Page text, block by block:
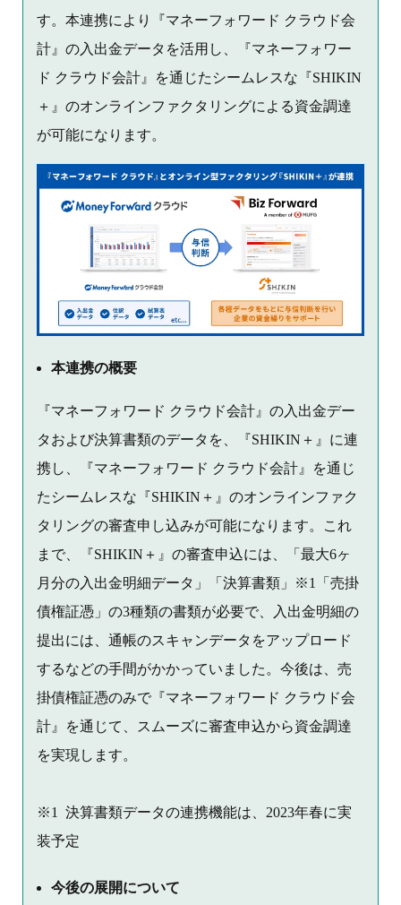
す。本連携により『マネーフォワード クラウド会
計』の入出金データを活用し、『マネーフォワー
ド クラウド会計』を通じたシームレスな『SHIKIN
＋』のオンラインファクタリングによる資金調達
が可能になります。
本連携の概要
『マネーフォワード クラウド会計』の入出金デー
タおよび決算書類のデータを、『SHIKIN＋』に連
携し、『マネーフォワード クラウド会計』を通じ
たシームレスな『SHIKIN＋』のオンラインファク
タリングの審査申し込みが可能になります。これ
まで、『SHIKIN＋』の審査申込には、「最大6ヶ
月分の入出金明細データ」「決算書類」※1「売掛
債権証憑」の3種類の書類が必要で、入出金明細の
提出には、通帳のスキャンデータをアップロード
するなどの手間がかかっていました。今後は、売
掛債権証憑のみで『マネーフォワード クラウド会
計』を通じて、スムーズに審査申込から資金調達
を実現します。
※1 決算書類データの連携機能は、2023年春に実
装予定
今後の展開について